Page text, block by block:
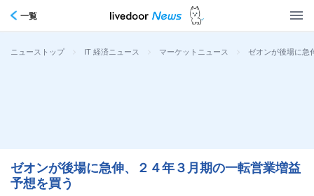
一覧
ニューストップ > IT 経済ニュース > マーケットニュース > ゼオンが後場に急
ゼオンが後場に急伸、２４年３月期の一転営業増益
予想を買う